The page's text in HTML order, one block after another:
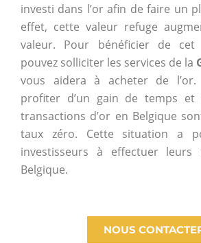
investi dans l’or afin de faire un
effet, cette valeur refuge
valeur. Pour bénéficier de cet
pouvez solliciter les services de la
vous aidera à acheter de
profiter d’un gain de temps et
transactions d’or en Belgique
taux zéro. Cette situation a
investisseurs à effectuer leurs
Belgique.
NOUS